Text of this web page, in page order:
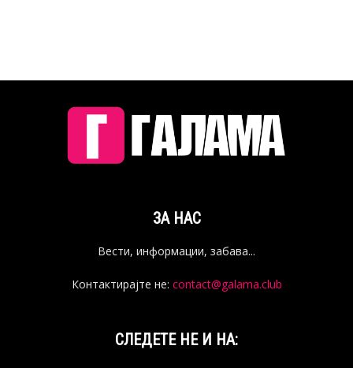
ЗА НАС
Вести, информации, забава...
Контактирајте не: contact@galama.club
СЛЕДЕТЕ НЕ И НА: